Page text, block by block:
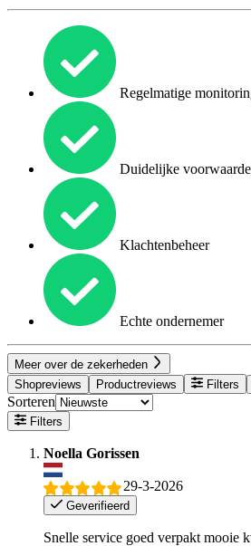
Regelmatige
Duidelijke
Klachtenbeheer
Echte ondernemer
Meer over de zekerheden
Shopreviews
Productreviews Filters
Sorteren
Filters
Noella Gorissen
29-3-2026
Geverifieerd
Snelle service goed verpakt mooie